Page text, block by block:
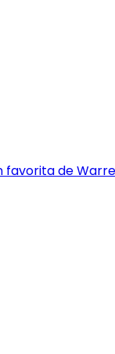
favorita de